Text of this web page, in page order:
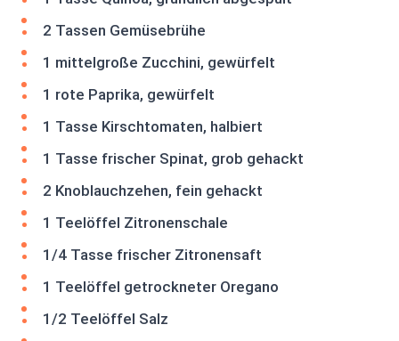
2 Tassen Gemüsebrühe
1 mittelgroße Zucchini, gewürfelt
1 rote Paprika, gewürfelt
1 Tasse Kirschtomaten, halbiert
1 Tasse frischer Spinat, grob gehackt
2 Knoblauchzehen, fein gehackt
1 Teelöffel Zitronenschale
1/4 Tasse frischer Zitronensaft
1 Teelöffel getrockneter Oregano
1/2 Teelöffel Salz